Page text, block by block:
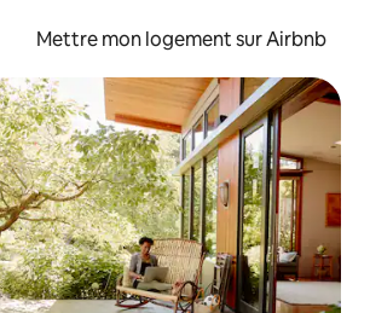
Mettre mon logement sur Airbnb